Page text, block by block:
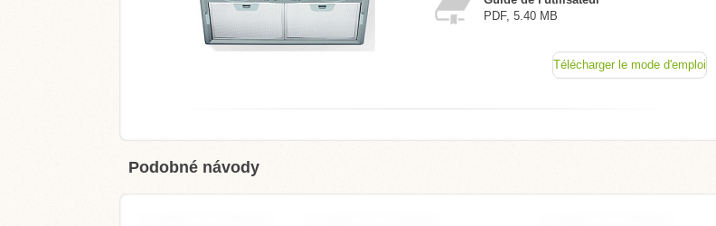
PDF, 5.40 MB
Télécharger le mode d'emploi
Podobné návody